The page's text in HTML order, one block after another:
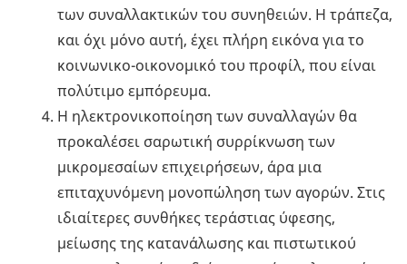
των συναλλακτικών του συνηθειών. Η τράπεζα,
και όχι μόνο αυτή, έχει πλήρη εικόνα για το
κοινωνικο-οικονομικό του προφίλ, που είναι
πολύτιμο εμπόρευμα.
Η ηλεκτρονικοποίηση των συναλλαγών θα
προκαλέσει σαρωτική συρρίκνωση των
μικρομεσαίων επιχειρήσεων, άρα μια
επιταχυνόμενη μονοπώληση των αγορών. Στις
ιδιαίτερες συνθήκες τεράστιας ύφεσης,
μείωσης της κατανάλωσης και πιστωτικού